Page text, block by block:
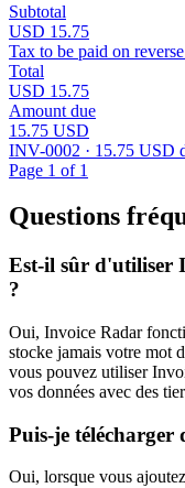
Subtotal
USD 15.75
Tax to be paid on
Total
USD 15.75
Amount due
15.75 USD
INV-0002 · 15.75 USD
Page 1 of 1
Questions
Est-il sûr d'utiliser
?
Oui, Invoice Radar
stocke jamais votre mot
vous pouvez utiliser
vos données avec des
Puis-je télécharger
Oui, lorsque vous